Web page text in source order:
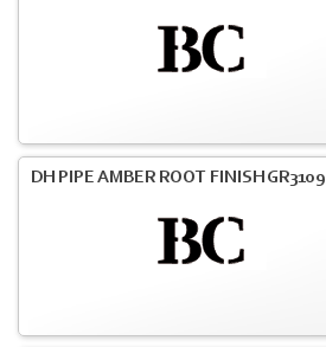
DH PIPE AMBER ROOT FINISH GR3109